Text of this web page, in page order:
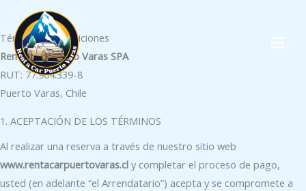
contenido
Términos Y Condiciones
Renta Car Puerto Varas SPA
RUT: 77.904.339-8
Puerto Varas, Chile
1. ACEPTACIÓN DE LOS TÉRMINOS
Al realizar una reserva a través de nuestro sitio web
www.rentacarpuertovaras.cl y completar el proceso de pago,
usted (en adelante “el Arrendatario”) acepta y se compromete a